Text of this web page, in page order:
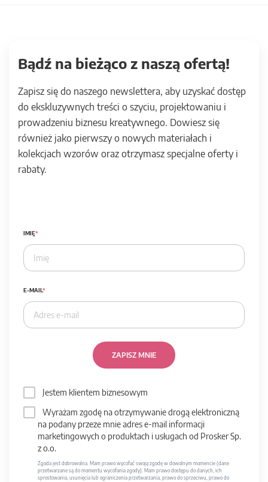
Bądź na bieżąco z naszą ofertą!
Zapisz się do naszego newslettera, aby uzyskać dostęp
do ekskluzywnych treści o szyciu, projektowaniu i
prowadzeniu biznesu kreatywnego. Dowiesz się
również jako pierwszy o nowych materiałach i
kolekcjach wzorów oraz otrzymasz specjalne oferty i
rabaty.
IMIĘ
E-MAIL
ZAPISZ MNIE
Jestem klientem biznesowym
Wyrażam zgodę na otrzymywanie drogą elektroniczną
na podany przeze mnie adres e-mail informacji
marketingowych o produktach i usługach od Prosker Sp.
z o.o.
Zgoda jest dobrowolna. Mam prawo wycofać swoją zgodę w dowolnym momencie (dane
przetwarzane są do momentu wycofania zgody). Mam prawo dostępu do danych, ich
sprostowania, usunięcia lub ograniczenia przetwarzania, prawo do sprzeciwu, prawo do